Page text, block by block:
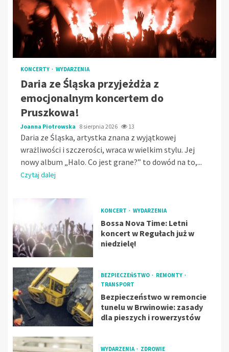
KONCERTY WYDARZENIA
Daria ze Śląska przyjeżdża z
emocjonalnym koncertem do
Pruszkowa!
Joanna Piotrowska 8 sierpnia 2026 13
Daria ze Śląska, artystka znana z wyjątkowej
wrażliwości i szczerości, wraca w wielkim stylu. Jej
nowy album „Halo. Co jest grane?” to dowód na to,...
Czytaj dalej
KONCERT WYDARZENIA
Bossa Nova Time: Letni
koncert w Regułach już w
niedzielę!
BEZPIECZEŃSTWO
REMONTY
TRANSPORT
Bezpieczeństwo w remoncie
tunelu w Brwinowie: zasady
dla pieszych i rowerzystów
WYDARZENIA ZDROWIE